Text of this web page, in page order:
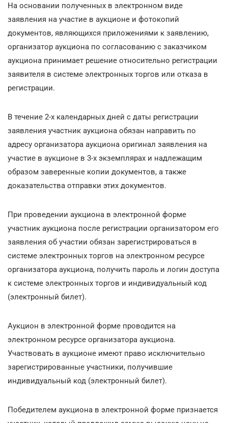
На основании полученных в электронном виде
заявления на участие в аукционе и фотокопий
документов, являющихся приложениями к заявлению,
организатор аукциона по согласованию с заказчиком
аукциона принимает решение относительно регистрации
заявителя в системе электронных торгов или отказа в
регистрации.
В течение 2-х календарных дней с даты регистрации
заявления участник аукциона обязан направить по
адресу организатора аукциона оригинал заявления на
участие в аукционе в 3-х экземплярах и надлежащим
образом заверенные копии документов, а также
доказательства отправки этих документов.
При проведении аукциона в электронной форме
участник аукциона после регистрации организатором его
заявления об участии обязан зарегистрироваться в
системе электронных торгов на электронном ресурсе
организатора аукциона, получить пароль и логин доступа
к системе электронных торгов и индивидуальный код
(электронный билет).
Аукцион в электронной форме проводится на
электронном ресурсе организатора аукциона.
Участвовать в аукционе имеют право исключительно
зарегистрированные участники, получившие
индивидуальный код (электронный билет).
Победителем аукциона в электронной форме признается